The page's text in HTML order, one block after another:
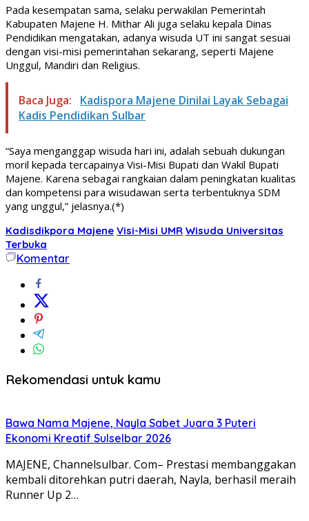
Pada kesempatan sama, selaku perwakilan Pemerintah
Kabupaten Majene H. Mithar Ali juga selaku kepala Dinas
Pendidikan mengatakan, adanya wisuda UT ini sangat sesuai
dengan visi-misi pemerintahan sekarang, seperti Majene
Unggul, Mandiri dan Religius.
Baca Juga:
Kadispora Majene Dinilai Layak Sebagai
Kadis Pendidikan Sulbar
“Saya menganggap wisuda hari ini, adalah sebuah dukungan
moril kepada tercapainya Visi-Misi Bupati dan Wakil Bupati
Majene. Karena sebagai rangkaian dalam peningkatan kualitas
dan kompetensi para wisudawan serta terbentuknya SDM
yang unggul,” jelasnya.(*)
Kadisdikpora Majene Visi-Misi UMR Wisuda Universitas
Terbuka
Komentar
Rekomendasi untuk kamu
Bawa Nama Majene, Nayla Sabet Juara 3 Puteri
Ekonomi Kreatif Sulselbar 2026
MAJENE, Channelsulbar. Com– Prestasi membanggakan
kembali ditorehkan putri daerah, Nayla, berhasil meraih
Runner Up 2…